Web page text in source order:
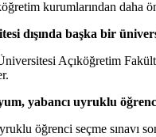
kurumlarından daha
dışında başka bir
Açıköğretim
yabancı uyruklu
öğrenci seçme sınavı